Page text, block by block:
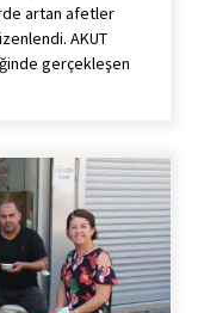
artan afetler
AKUT
gerçekleşen